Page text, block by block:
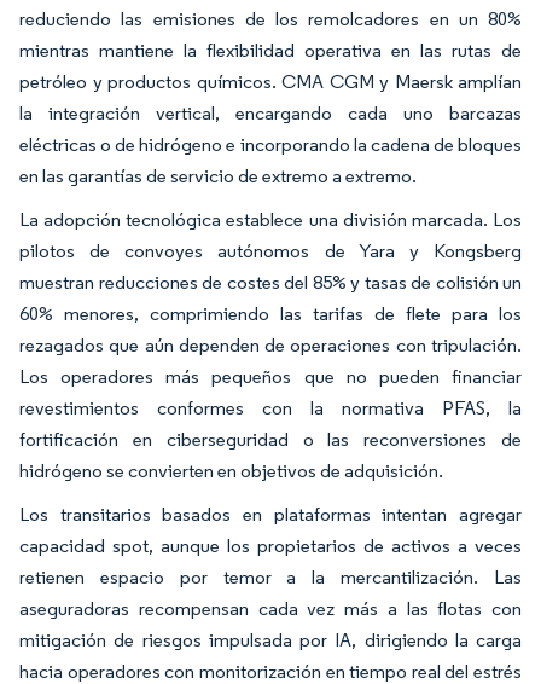
reduciendo las emisiones de los remolcadores en un 80%
mientras mantiene la flexibilidad operativa en las rutas de
petróleo y productos químicos. CMA CGM y Maersk amplían
la integración vertical, encargando cada uno barcazas
eléctricas o de hidrógeno e incorporando la cadena de bloques
en las garantías de servicio de extremo a extremo.
La adopción tecnológica establece una división marcada. Los
pilotos de convoyes autónomos de Yara y Kongsberg
muestran reducciones de costes del 85% y tasas de colisión un
60% menores, comprimiendo las tarifas de flete para los
rezagados que aún dependen de operaciones con tripulación.
Los operadores más pequeños que no pueden financiar
revestimientos conformes con la normativa PFAS, la
fortificación en ciberseguridad o las reconversiones de
hidrógeno se convierten en objetivos de adquisición.
Los transitarios basados en plataformas intentan agregar
capacidad spot, aunque los propietarios de activos a veces
retienen espacio por temor a la mercantilización. Las
aseguradoras recompensan cada vez más a las flotas con
mitigación de riesgos impulsada por IA, dirigiendo la carga
hacia operadores con monitorización en tiempo real del estrés